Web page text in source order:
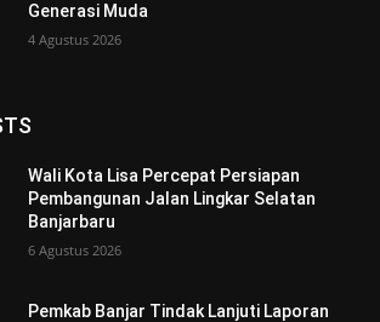
Generasi Muda
4 Agustus 2026
Wali Kota Lisa Percepat Persiapan
Pembangunan Jalan Lingkar Selatan
Banjarbaru
6 Agustus 2026
Pemkab Banjar Tindak Lanjuti Laporan